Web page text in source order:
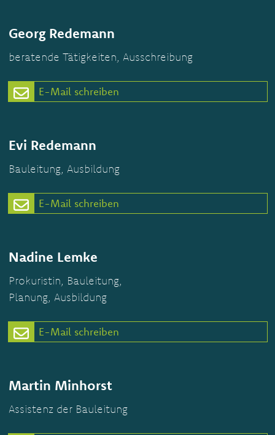
Georg Redemann
beratende Tätigkeiten, Ausschreibung
E-Mail schreiben
Evi Redemann
Bauleitung, Ausbildung
E-Mail schreiben
Nadine Lemke
Prokuristin, Bauleitung,
Planung, Ausbildung
E-Mail schreiben
Martin Minhorst
Assistenz der Bauleitung